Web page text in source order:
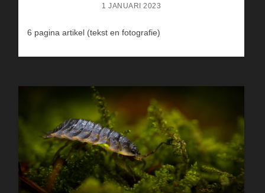
1 JANUARI 2023
6 pagina artikel (tekst en fotografie)